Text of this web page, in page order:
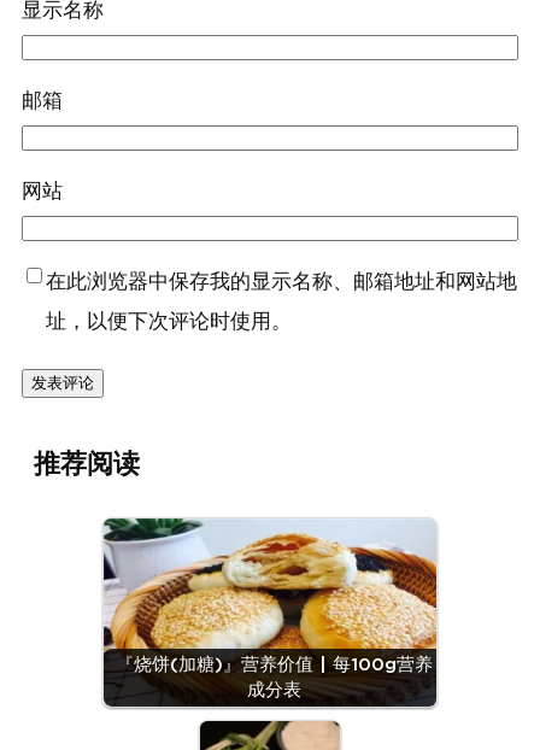
显示名称
邮箱
网站
在此浏览器中保存我的显示名称、邮箱地址和网站地
址，以便下次评论时使用。
推荐阅读
『烧饼(加糖)』营养价值 | 每100g营养
成分表